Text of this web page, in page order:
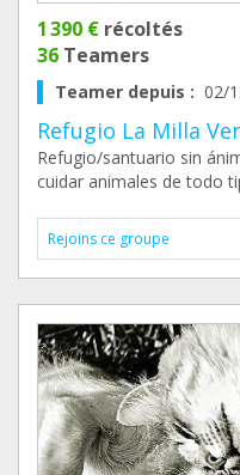
1 390 € récoltés
36 Teamers
Teamer depuis : 02/
Refugio La Milla
Refugio/santuario sin
cuidar animales de todo
Rejoins ce groupe